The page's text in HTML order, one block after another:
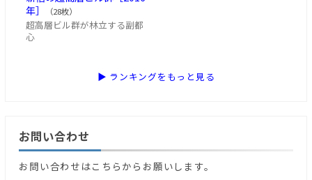
年］
（28枚）
超高層ビル群が林立する副都
心
▶ ランキングをもっと見る
お問い合わせ
お問い合わせはこちらからお願いします。